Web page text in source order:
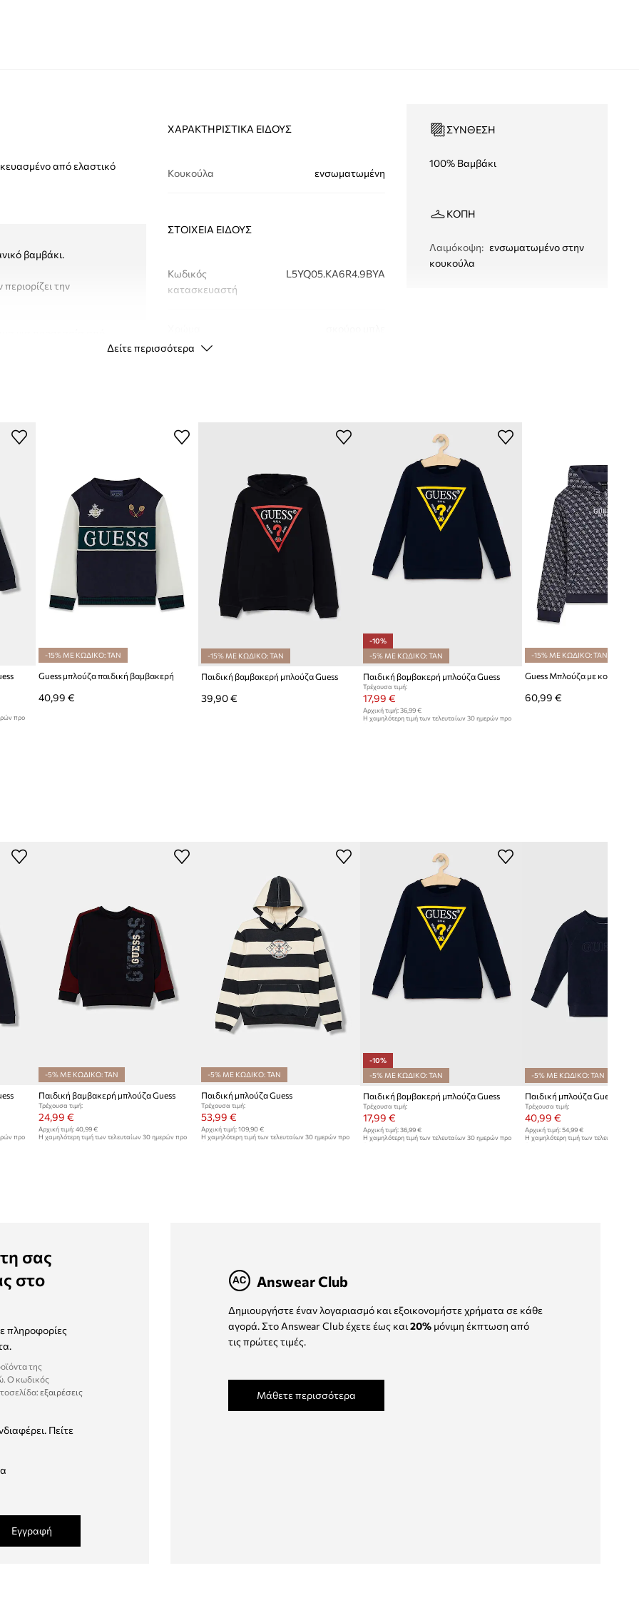
από ελαστικό
βαμβάκι.
την
ΧΑΡΑΚΤΗΡΙΣΤΙΚΆ ΕΊΔΟΥΣ
Κουκούλα ενσωματωμένη
ΣΤΟΙΧΕΊΑ ΕΊΔΟΥΣ
Κωδικός
κατασκευαστή
L5YQ05.KA6R4.9BYA
ID προϊόντος
ΣΎΝΘΕΣΗ
100% Βαμβάκι
ΚΟΠΉ
Λαιμόκοψη: ενσωματωμένο στην
κουκούλα
Δείτε περισσότερα
προ
-15% ΜΕ ΚΩΔΙΚΟ: TAN
Guess μπλούζα παιδική βαμβακερή
40,99 €
-15% ΜΕ ΚΩΔΙΚΟ: TAN
Παιδική βαμβακερή μπλούζα Guess
39,90 €
-10%
-5% ΜΕ ΚΩΔΙΚΟ: TAN
Παιδική βαμβακερή μπλούζα Guess
Τρέχουσα τιμή:
17,99 €
Αρχική τιμή:36,99 €
Η χαμηλότερη τιμή των τελευταίων 30 ημερών προ
-15% ΜΕ ΚΩΔΙΚΟ: TAN
60,99 €
προ
-5% ΜΕ ΚΩΔΙΚΟ: TAN
Παιδική βαμβακερή μπλούζα Guess
Τρέχουσα τιμή:
24,99 €
Αρχική τιμή: 40,99 €
Η χαμηλότερη τιμή των τελευταίων 30 ημερών προ
-5% ΜΕ ΚΩΔΙΚΟ: TAN
Παιδική μπλούζα Guess
Τρέχουσα τιμή:
53,99 €
Αρχική τιμή: 109,90 €
Η χαμηλότερη τιμή των τελευταίων 30 ημερών προ
-10%
-5% ΜΕ ΚΩΔΙΚΟ: TAN
Παιδική βαμβακερή μπλούζα Guess
Τρέχουσα τιμή:
17,99 €
Αρχική τιμή:36,99 €
Η χαμηλότερη τιμή των τελευταίων 30 ημερών προ
-5% ΜΕ ΚΩΔΙΚΟ: TAN
Παιδική μπλούζα Guess
Τρέχουσα τιμή:
40,99 €
Αρχική τιμή: 54,99 €
Η χαμηλότερη τιμή των τελευταίων
σας
στο
πληροφορίες
της
Ο κωδικός
εξαιρέσεις
Πείτε
Εγγραφή
Answear Club
Δημιουργήστε έναν λογαριασμό και εξοικονομήστε χρήματα σε κάθε
αγορά. Στο Answear Club έχετε έως και 20%μόνιμη έκπτωση από
τις πρώτες τιμές.
Μάθετε περισσότερα